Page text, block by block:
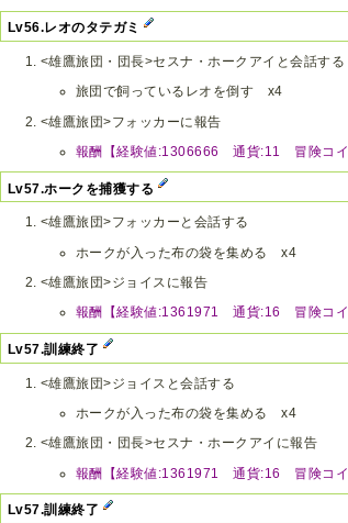
Lv56.レオのタテガミ
<雄鷹旅団・団長>セスナ・ホークアイと会話する
旅団で飼っているレオを倒す x4
<雄鷹旅団>フォッカーに報告
報酬【経験値:1306666 通貨:11 冒険コイ
Lv57.ホークを捕獲する
<雄鷹旅団>フォッカーと会話する
ホークが入った布の袋を集める x4
<雄鷹旅団>ジョイスに報告
報酬【経験値:1361971 通貨:16 冒険コイ
Lv57.訓練終了
<雄鷹旅団>ジョイスと会話する
ホークが入った布の袋を集める x4
<雄鷹旅団・団長>セスナ・ホークアイに報告
報酬【経験値:1361971 通貨:16 冒険コイ
Lv57.訓練終了